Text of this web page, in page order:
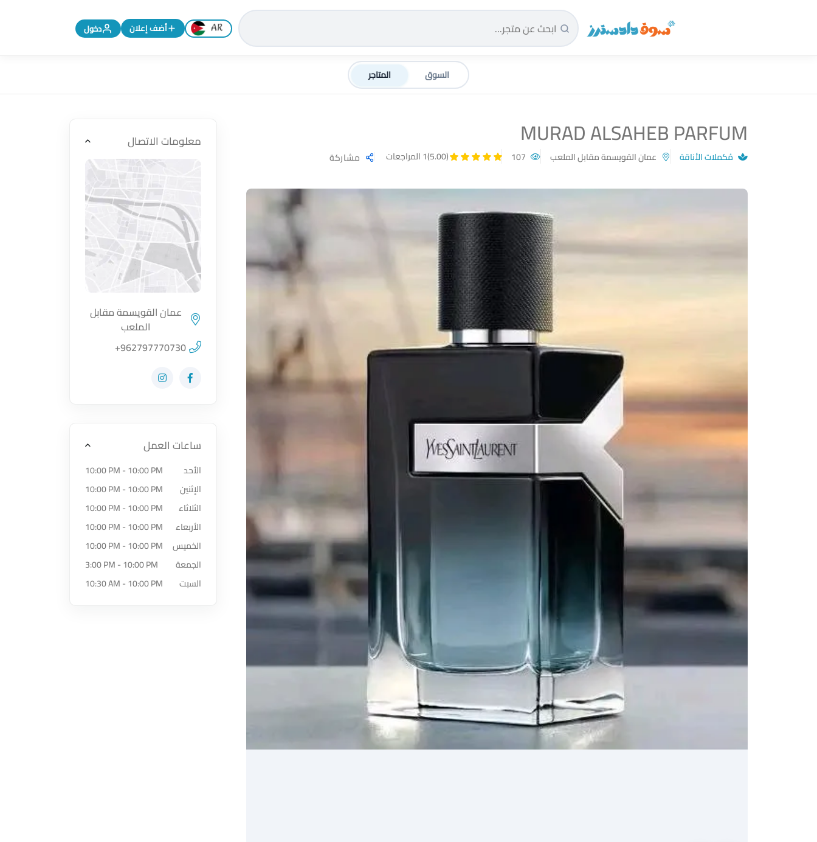
سوق دادسترز الرئيسية تغيير اللغة إلى الإنجليزية
أضف إعلان دخول
السوق المتاجر
MURAD ALSAHEB PARFUM
مُكملات الأناقة عمان القويسمة مقابل الملعب (5.00) 1 المراجعات مشاركة
معلومات الاتصال
اضغط لتحميل الموقع
عمان القويسمة مقابل
الملعب
+962797770730
زيارة حساب المتجر على Facebook-f
زيارة حساب المتجر على Instagram
ساعات العمل
الأحد
10:00 PM - 10:00 PM
الإثنين
10:00 PM - 10:00 PM
الثلاثاء
10:00 PM - 10:00 PM
الأربعاء
10:00 PM - 10:00 PM
الخميس
10:00 PM - 10:00 PM
الجمعة
3:00 PM - 10:00 PM
السبت
10:30 AM - 10:00 PM